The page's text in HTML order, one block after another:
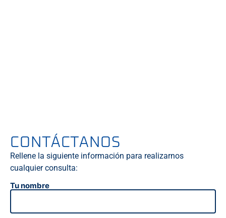
CONTÁCTANOS
Rellene la siguiente información para realizarnos
cualquier consulta:
Tu nombre